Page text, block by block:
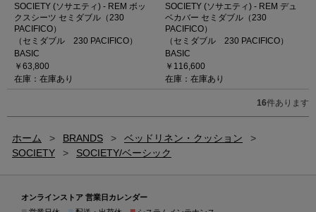
SOCIETY (ソサエティ) - REM ボッ
クスシーツ セミダブル（230
PACIFICO）
（セミダブル 230 PACIFICO）
BASIC
￥63,800
在庫：在庫あり
SOCIETY (ソサエティ) - REM デュ
ベカバー セミダブル（230
PACIFICO）
（セミダブル 230 PACIFICO）
BASIC
￥116,600
在庫：在庫あり
16件あります
ホーム > BRANDS > ベッドリネン・クッション
>
SOCIETY
> SOCIETY/ベーシック
オンラインストア 営業日カレンダー